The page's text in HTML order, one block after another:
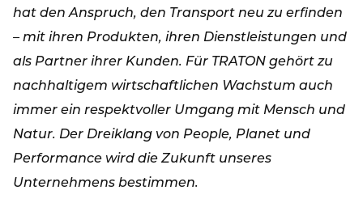
hat den Anspruch, den Transport neu zu erfinden
– mit ihren Produkten, ihren Dienstleistungen und
als Partner ihrer Kunden. Für TRATON gehört zu
nachhaltigem wirtschaftlichen Wachstum auch
immer ein respektvoller Umgang mit Mensch und
Natur. Der Dreiklang von People, Planet und
Performance wird die Zukunft unseres
Unternehmens bestimmen.